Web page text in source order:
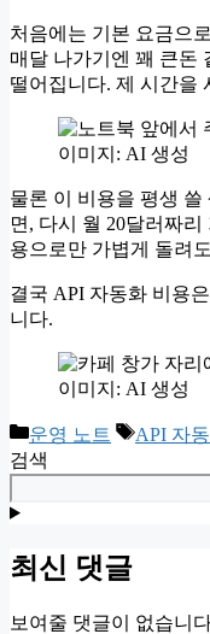
처음에는 기본 요금으
매달 나가기엔 꽤 큰돈
떨어집니다. 제 시간을
이미지: AI 생성
물론 이 비용을 평생
면, 다시 월 20달러짜
용으로만 가볍게 돌려
결국 API 자동화 비용
니다.
이미지: AI 생성
카
테
고
운영 노트
태
API 자
검색
최신 댓글
보여줄 댓글이 없습니